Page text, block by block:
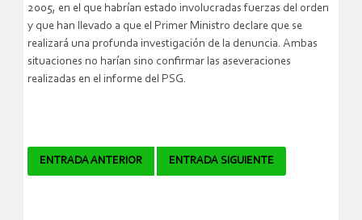
2005, en el que habrían estado involucradas fuerzas del orden
y que han llevado a que el Primer Ministro declare que se
realizará una profunda investigación de la denuncia. Ambas
situaciones no harían sino confirmar las aseveraciones
realizadas en el informe del PSG.
Navegador
ENTRADA ANTERIOR ENTRADA SIGUIENTE